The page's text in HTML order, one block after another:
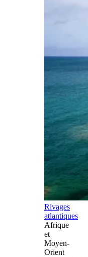
Rivages
atlantiques
Afrique
et
Moyen-
Orient